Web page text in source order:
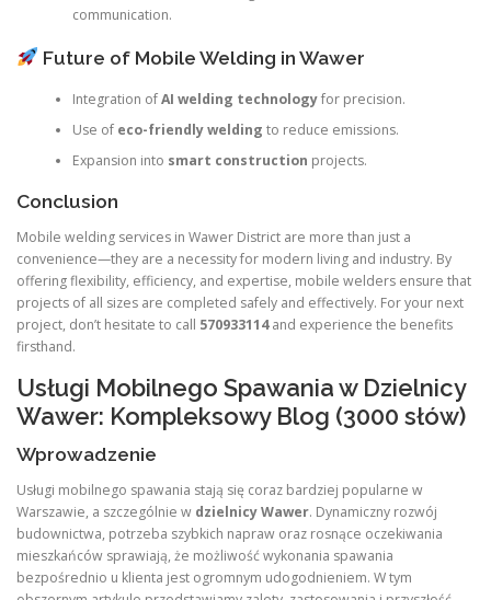
communication.
Future of Mobile Welding in Wawer
Integration ofAI welding technologyfor precision.
Use of eco-friendly welding to reduce emissions.
Expansion into smart construction projects.
Conclusion
Mobile welding services in Wawer District are more than just a
convenience—they are a necessity for modern living and industry. By
offering flexibility, efficiency, and expertise, mobile welders ensure that
projects of all sizes are completed safely and effectively. For your next
project, don’t hesitate to call 570933114and experience the benefits
firsthand.
Usługi Mobilnego Spawania w Dzielnicy
Wawer: Kompleksowy Blog (3000 słów)
Wprowadzenie
Usługi mobilnego spawania stają się coraz bardziej popularne w
Warszawie, a szczególnie w dzielnicy Wawer. Dynamiczny rozwój
budownictwa, potrzeba szybkich napraw oraz rosnące oczekiwania
mieszkańców sprawiają, że możliwość wykonania spawania
bezpośrednio u klienta jest ogromnym udogodnieniem. W tym